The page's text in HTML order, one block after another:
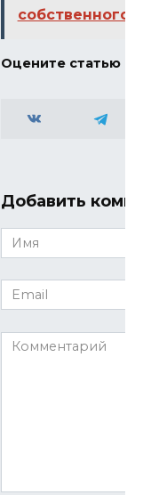
собственного
Оцените статью
Добавить
Имя
*
Email
*
Комментарий